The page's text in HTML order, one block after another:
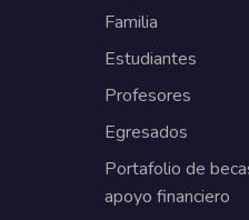
Familia
Estudiantes
Profesores
Egresados
Portafolio de
apoyo financiero